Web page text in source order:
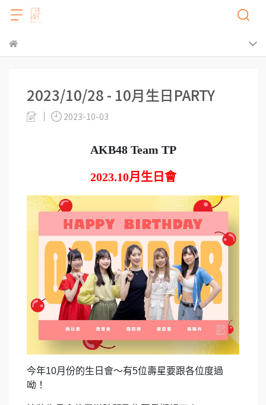
2023/10/28 - 10月生日PARTY
2023-10-03
AKB48 Team TP
2023.10月生日會
今年10月份的生日會⁣～有5位壽星要跟各位度過
呦！